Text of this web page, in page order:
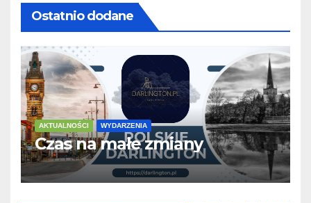
Ostatnio dodane
AKTUALNOŚCI WYDARZENIA
Czas na małe zmiany